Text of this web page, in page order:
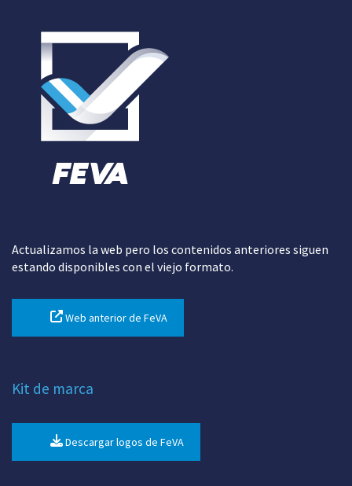
Actualizamos la web pero los contenidos anteriores siguen
estando disponibles con el viejo formato.
Web anterior de FeVA
Kit de marca
Descargar logos de FeVA